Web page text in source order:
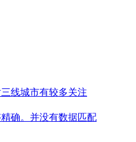
线城市有较多关注
确。并没有数据匹配